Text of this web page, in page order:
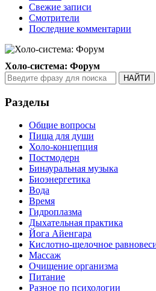
Свежие записи
Смотрители
Последние комментарии
Холо-система: Форум
Разделы
Общие вопросы
Пища для души
Холо-концепция
Постмодерн
Бинауральная музыка
Биоэнергетика
Вода
Время
Гидроплазма
Дыхательная практика
Йога Айенгара
Кислотно-щелочное
Массаж
Очищение организма
Питание
Разное по психологии